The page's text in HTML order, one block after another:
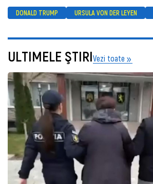
DONALD TRUMP URSULA VON DER LEYEN
ULTIMELE ŞTIRIVezi toate